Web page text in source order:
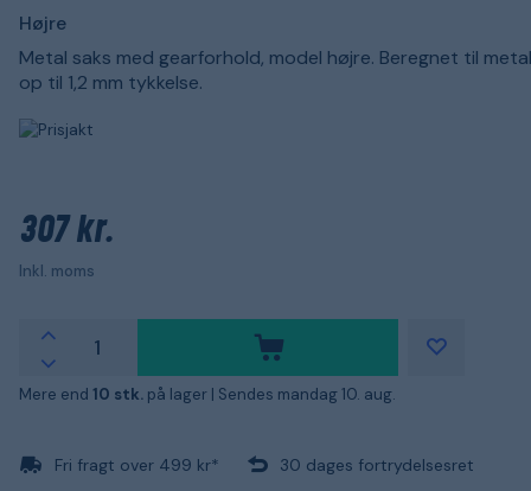
Højre
Metal saks med gearforhold, model højre. Beregnet til
op til 1,2 mm tykkelse.
307 kr.
Inkl. moms
Mere end 10 stk. på lager | Sendes mandag 10. aug.
Fri fragt over 499 kr* 30 dages fortrydelsesret